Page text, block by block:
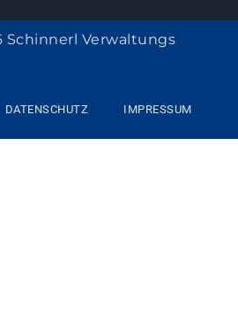
Schinnerl Verwaltungs
DATENSCHUTZ IMPRESSUM